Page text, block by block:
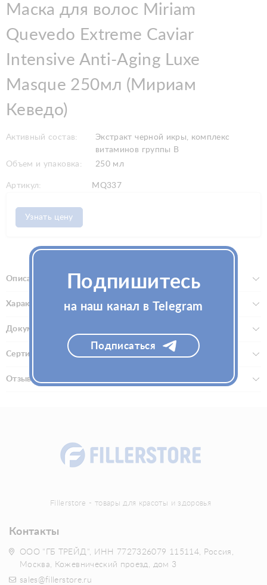
Маска для волос Miriam
Quevedo Extreme Caviar
Intensive Anti-Aging Luxe
Masque 250мл (Мириам
Кеведо)
Активный состав:
Экстракт черной икры, комплекс
витаминов группы B
Объем и упаковка:
250 мл
Артикул: MQ337
Узнать цену
Описание
Характеристики
Документы
Сертификаты
Отзывы (0)
Fillerstore - товары для красоты и здоровья
Контакты
ООО "ГБ ТРЕЙД", ИНН 7727326079 115114, Россия,
Москва, Кожевнический проезд, дом 3
sales@fillerstore.ru
Подпишитесь
на наш канал в Telegram
Подписаться